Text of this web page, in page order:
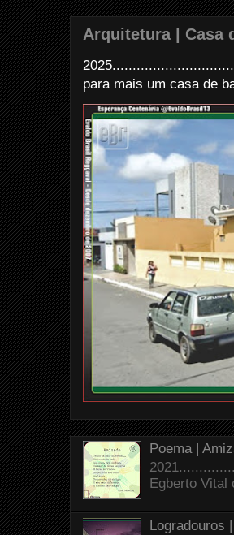
Arquitetura | Casa
para mais um casa de
Poema |
Egberto Vital
Logradouros